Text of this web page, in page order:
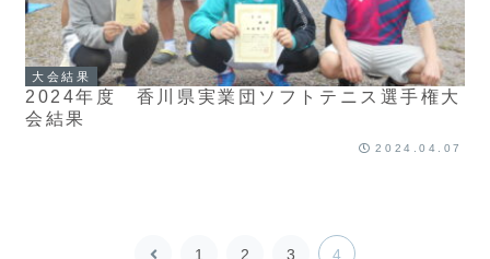
大会結果
2024年度 香川県実業団ソフトテニス選手権大
会結果
2024.04.07
前 1 2 3 4